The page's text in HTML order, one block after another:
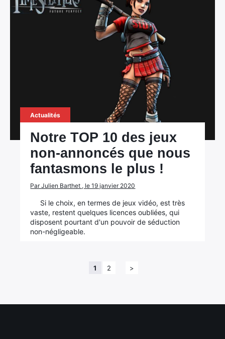
Actualités
Notre TOP 10 des jeux
non-annoncés que nous
fantasmons le plus !
Par Julien Barthet , le 19 janvier 2020
Si le choix, en termes de jeux vidéo, est très
vaste, restent quelques licences oubliées, qui
disposent pourtant d'un pouvoir de séduction
non-négligeable.
1 2 >